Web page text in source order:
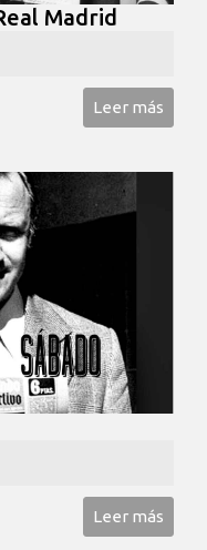
Madrid
Leer más
Leer más